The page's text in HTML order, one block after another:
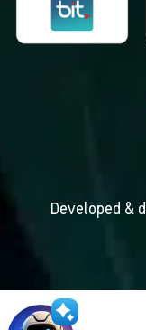
Developed &